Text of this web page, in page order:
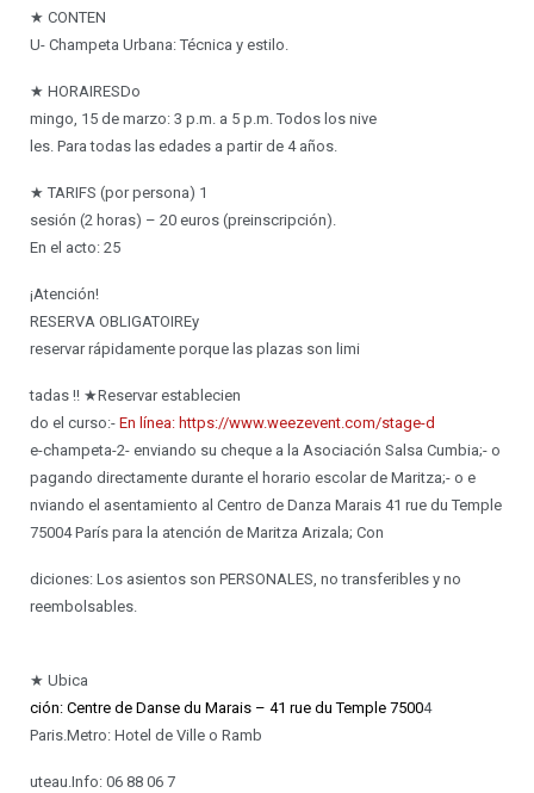
★ CONTEN
U- Champeta Urbana: Técnica y estilo.
★ HORAIRESDo
mingo, 15 de marzo: 3 p.m. a 5 p.m. Todos los nive
les. Para todas las edades a partir de 4 años.
★ TARIFS (por persona) 1
sesión (2 horas) – 20 euros (preinscripción).
En el acto: 25
¡Atención!
RESERVA OBLIGATOIREy
reservar rápidamente porque las plazas son limi
tadas !! ★Reservar establecien
do el curso:- En línea: https://www.weezevent.com/stage-d
e-champeta-2- enviando su cheque a la Asociación Salsa Cumbia;- o
pagando directamente durante el horario escolar de Maritza;- o e
nviando el asentamiento al Centro de Danza Marais 41 rue du Temple
75004 París para la atención de Maritza Arizala; Con
diciones: Los asientos son PERSONALES, no transferibles y no
reembolsables.
★ Ubica
ción: Centre de Danse du Marais – 41 rue du Temple 75004
Paris.Metro: Hotel de Ville o Ramb
uteau.Info: 06 88 06 7